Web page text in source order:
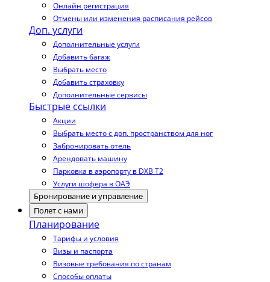
Онлайн регистрация
Отмены или изменения расписания рейсов
Доп. услуги
Дополнительные услуги
Добавить багаж
Выбрать место
Добавить страховку
Дополнительные сервисы
Быстрые ссылки
Акции
Выбрать место с доп. пространством для ног
Забронировать отель
Арендовать машину
Парковка в аэропорту в DXB T2
Услуги шофера в ОАЭ
Бронирование и управление
Полет с нами
Планирование
Тарифы и условия
Визы и паспорта
Визовые требования по странам
Способы оплаты